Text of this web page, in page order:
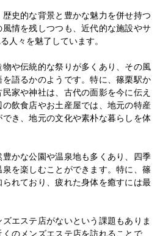
史的な背景と豊かな魅力を併せ持つ
情を残しつつも、近代的な施設やサ
人々を魅了しています。
や伝統的な祭りが多くあり、その風
語るかのようです。特に、篠栗駅か
家や神社は、古代の面影を今に伝え
飲食店やお土産屋では、地元の特産
き、地元の文化や素朴な暮らしを体
かな公園や温泉地も多くあり、四季
を楽しむことができます。特に、篠
れており、疲れた身体を癒すには最
エステ店がないという課題もありま
のメンズエステ店を訪れることで、